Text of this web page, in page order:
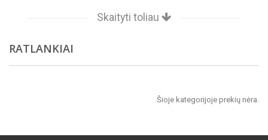
Skaityti toliau
RATLANKIAI
Šioje kategorijoje prekių nėra.